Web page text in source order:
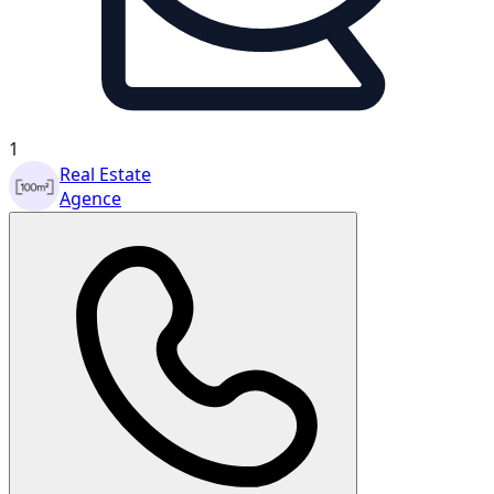
1
Real Estate
Agence